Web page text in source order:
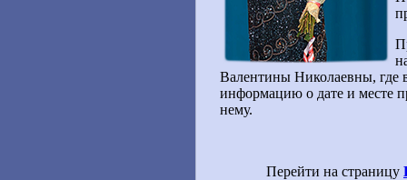
Валентины Николаевны, где
информацию о дате и месте
нему.
Перейти на страницу